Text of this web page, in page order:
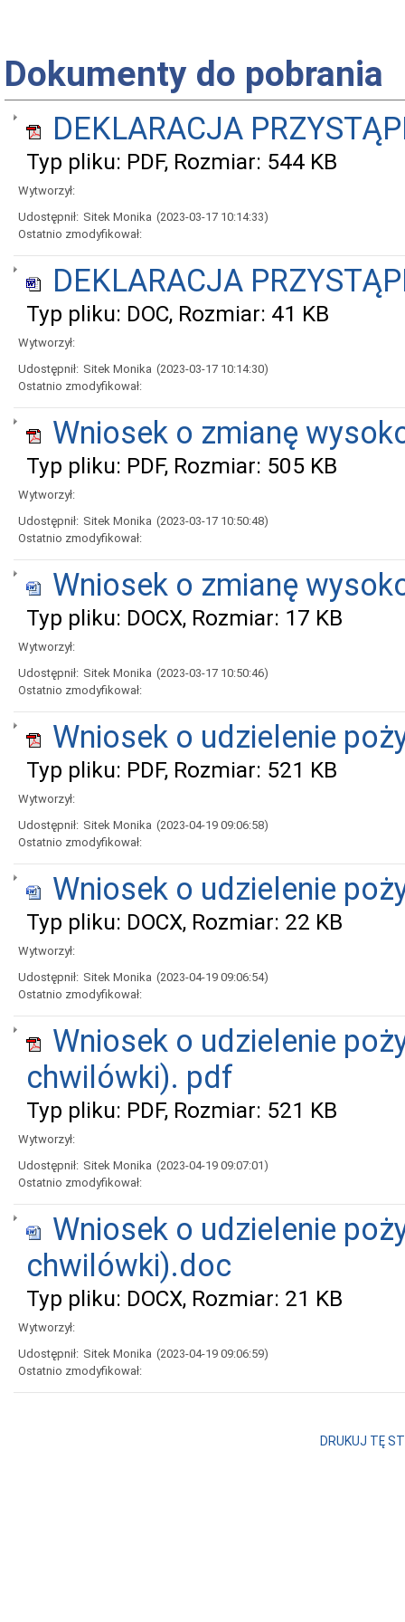
Dokumenty do pobrania
DEKLARACJA
Typ pliku: PDF, Rozmiar: 544 KB
Wytworzył:
Udostępnił: Sitek Monika (2023-03-17 10:14:33)
Ostatnio zmodyfikował:
DEKLARACJA
Typ pliku: DOC, Rozmiar: 41 KB
Wytworzył:
Udostępnił: Sitek Monika (2023-03-17 10:14:30)
Ostatnio zmodyfikował:
Wniosek o zmianę
Typ pliku: PDF, Rozmiar: 505 KB
Wytworzył:
Udostępnił: Sitek Monika (2023-03-17 10:50:48)
Ostatnio zmodyfikował:
Wniosek o zmianę
Typ pliku: DOCX, Rozmiar: 17 KB
Wytworzył:
Udostępnił: Sitek Monika (2023-03-17 10:50:46)
Ostatnio zmodyfikował:
Wniosek o udzielenie
Typ pliku: PDF, Rozmiar: 521 KB
Wytworzył:
Udostępnił: Sitek Monika (2023-04-19 09:06:58)
Ostatnio zmodyfikował:
Wniosek o udzielenie
Typ pliku: DOCX, Rozmiar: 22 KB
Wytworzył:
Udostępnił: Sitek Monika (2023-04-19 09:06:54)
Ostatnio zmodyfikował:
Wniosek o udzielenie
chwilówki). pdf
Typ pliku: PDF, Rozmiar: 521 KB
Wytworzył:
Udostępnił: Sitek Monika (2023-04-19 09:07:01)
Ostatnio zmodyfikował:
Wniosek o udzielenie
chwilówki).doc
Typ pliku: DOCX, Rozmiar: 21 KB
Wytworzył:
Udostępnił: Sitek Monika (2023-04-19 09:06:59)
Ostatnio zmodyfikował:
DRUKUJ TĘ